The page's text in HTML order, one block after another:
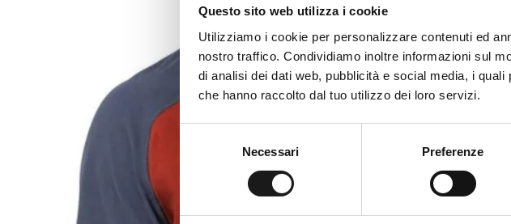
Questo sito web utilizza i cookie
Utilizziamo i cookie per personalizzare contenuti ed
nostro traffico. Condividiamo inoltre informazioni sul
di analisi dei dati web, pubblicità e social media, i
che hanno raccolto dal tuo utilizzo dei loro servizi.
Necessari Preferenze